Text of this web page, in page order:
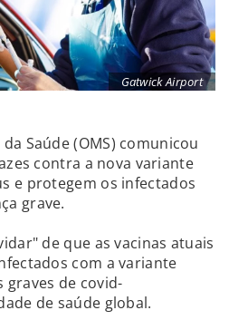
Gatwick Airport
Saúde (OMS) comunicou
contra a nova variante
e protegem os infectados
grave.
de que as vacinas atuais
com a variante
de covid-
de saúde global.